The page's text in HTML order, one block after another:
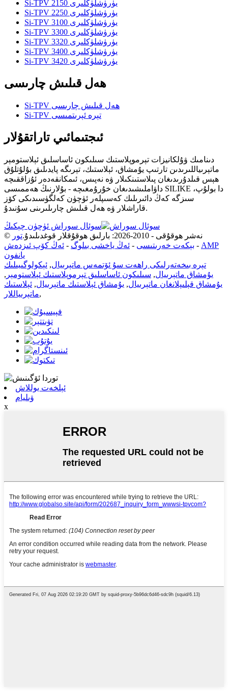
Si-TPV 2150 يۈرۈشلۈكلىرى
Si-TPV 2250 يۈرۈشلۈكلىرى
Si-TPV 3100 يۈرۈشلۈكلىرى
Si-TPV 3300 يۈرۈشلۈكلىرى
Si-TPV 3320 يۈرۈشلۈكلىرى
Si-TPV 3400 يۈرۈشلۈكلىرى
Si-TPV 3420 يۈرۈشلۈكلىرى
ھەل قىلىش چارىسى
Si-TPV ھەل قىلىش چارىسى
Si-TPV تېرە ئېرىتمىسى
ئىجتىمائىي تاراتقۇلار
دىنامىك ۋۇلكانيزات تېرموپلاستىك سىلىكون ئاساسلىق ئېلاستومېر
ماتېرىياللىرىدىن تارتىپ يۇمشاق، ئېلاستىك، تېرىگە پايدىلىق بۇلۇتلۇق
ھېس قىلدۇرىدىغان پىلاستىنكىلار ۋە نەپىس، ئىمكانقەدەر ئۇزاققىچە
داۋاملىشىدىغان خۇرۇمغىچە - بۇلارنىڭ ھەممىسى SILIKE دا بولۇپ،
سىزگە كەڭ دائىرىلىك كەسىپلەر ئۈچۈن كەلگۈسىدىكى كۆز
قاراشلار ۋە ھەل قىلىش چارىلىرىنى سۇنىدۇ.
سوئال سوراش ئۈچۈن چېكىڭ
© نەشر ھوقۇقى - 2010-2026: بارلىق ھوقۇقلار قوغدىلىدۇ.
تور
بېكەت خەرىتىسى - ئەڭ ياخشى بىلوگ - ئەڭ كۆپ ئىزدەش - AMP
يانفون
تېرە بىخەتەرلىكى راھەت سۇ ئۆتمەس ماتېرىيال, ئېكولوگىيىلىك
يۇمشاق ماتېرىيال, سىلىكون ئاساسلىق تېرموپلاستىك ئېلاستومېر ,
يۇمشاق قېلىپلانغان ماتېرىيال, يۇمشاق ئېلاستىك ماتېرىيال, ئېلاستىك
ماتېرىياللار,
ئېلخەت يوللاش
ۋىليام
x